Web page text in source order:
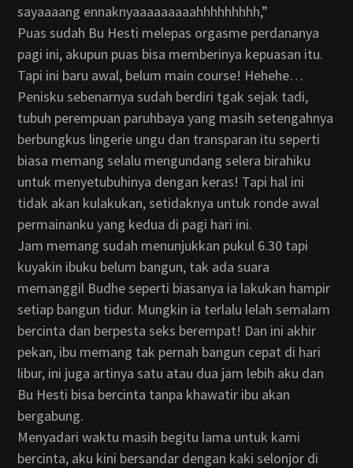
sayaaaang ennaknyaaaaaaaaahhhhhhhhh,”
Puas sudah Bu Hesti melepas orgasme perdananya
pagi ini, akupun puas bisa memberinya kepuasan itu.
Tapi ini baru awal, belum main course! Hehehe…
Penisku sebenarnya sudah berdiri tgak sejak tadi,
tubuh perempuan paruhbaya yang masih setengahnya
berbungkus lingerie ungu dan transparan itu seperti
biasa memang selalu mengundang selera birahiku
untuk menyetubuhinya dengan keras! Tapi hal ini
tidak akan kulakukan, setidaknya untuk ronde awal
permainanku yang kedua di pagi hari ini.
Jam memang sudah menunjukkan pukul 6.30 tapi
kuyakin ibuku belum bangun, tak ada suara
memanggil Budhe seperti biasanya ia lakukan hampir
setiap bangun tidur. Mungkin ia terlalu lelah semalam
bercinta dan berpesta seks berempat! Dan ini akhir
pekan, ibu memang tak pernah bangun cepat di hari
libur, ini juga artinya satu atau dua jam lebih aku dan
Bu Hesti bisa bercinta tanpa khawatir ibu akan
bergabung.
Menyadari waktu masih begitu lama untuk kami
bercinta, aku kini bersandar dengan kaki selonjor di